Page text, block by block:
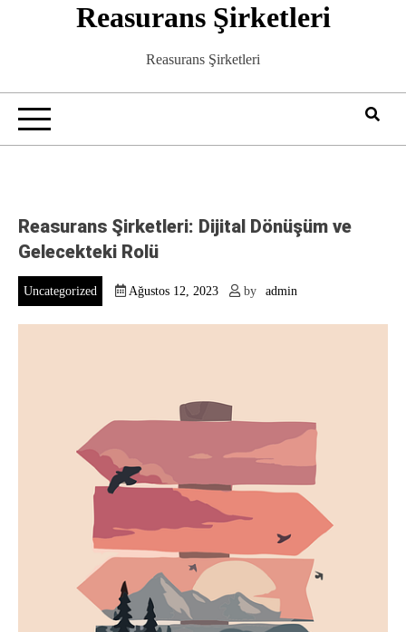
Reasurans Şirketleri
Reasurans Şirketleri
Reasurans Şirketleri: Dijital Dönüşüm ve
Gelecekteki Rolü
Uncategorized Ağustos 12, 2023 by admin